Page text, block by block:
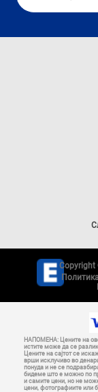
Copyright
НАПОМЕНА: Цените на
истите може да се
Цените на сајтот се
врши исклучиво во
понуда и не се
бидеме што е можно по
и самите цени, но не
цени, фотографиите или